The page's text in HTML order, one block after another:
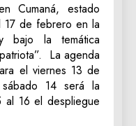
Cumaná, estado
17 de febrero en la
bajo la temática
La agenda
el viernes 13 de
14 será la
16 el despliegue